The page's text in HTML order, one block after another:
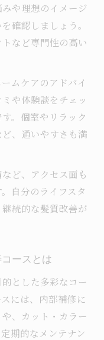
や理想のイメージ
確認しましょう。
など専門性の高い
ムケアのアドバイ
や体験談をチェッ
。個室やリラック
、通いやすさも満
ど、アクセス面も
自分のライフスタ
続的な髪質改善が
ースとは
とした多彩なコー
には、内部補修に
、カット・カラー
期的なメンテナン